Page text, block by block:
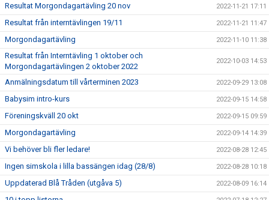
Resultat Morgondagartävling 20 nov 2022-11-21 17:11
Resultat från interntävlingen 19/11 2022-11-21 11:47
Morgondagartävling 2022-11-10 11:38
Resultat från Interntävling 1 oktober och
Morgondagartävlingen 2 oktober 2022
2022-10-03 14:53
Anmälningsdatum till vårterminen 2023 2022-09-29 13:08
Babysim intro-kurs 2022-09-15 14:58
Föreningskväll 20 okt 2022-09-15 09:59
Morgondagartävling 2022-09-14 14:39
Vi behöver bli fler ledare! 2022-08-28 12:45
Ingen simskola i lilla bassängen idag (28/8) 2022-08-28 10:18
Uppdaterad Blå Tråden (utgåva 5) 2022-08-09 16:14